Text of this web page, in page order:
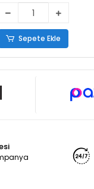
Sepete Ekle